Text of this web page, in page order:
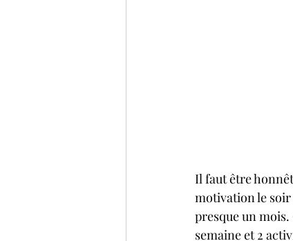
Il faut être
motivation le soir
presque un
semaine et 2